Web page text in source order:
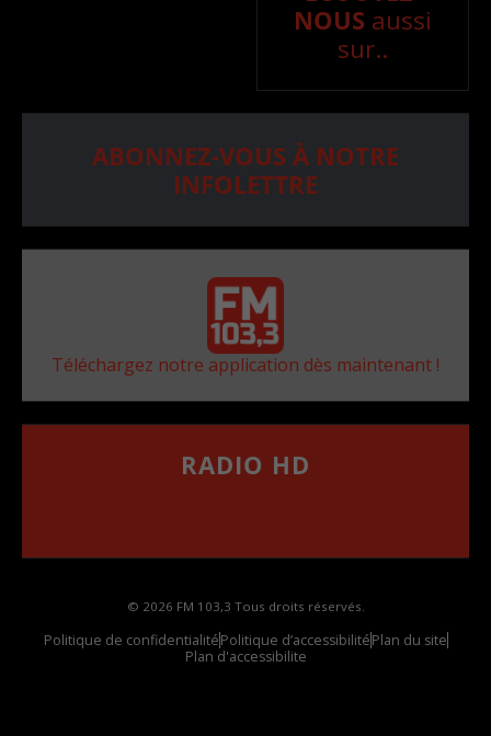
NOUS aussi
sur..
ABONNEZ-VOUS À NOTRE
INFOLETTRE
Téléchargez notre application dès maintenant !
RADIO HD
© 2026 FM 103,3 Tous droits réservés.
Politique de confidentialitéPolitique d’accessibilitéPlan du site
Plan d'accessibilite